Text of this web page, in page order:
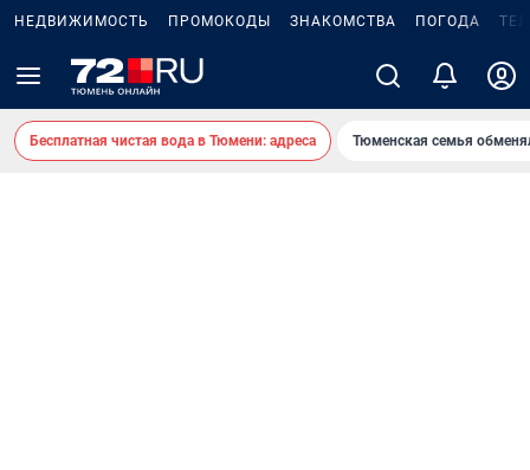
НЕДВИЖИМОСТЬ ПРОМОКОДЫ ЗНАКОМСТВА ПОГОДА
Бесплатная чистая вода в Тюмени: адреса Тюменская семья